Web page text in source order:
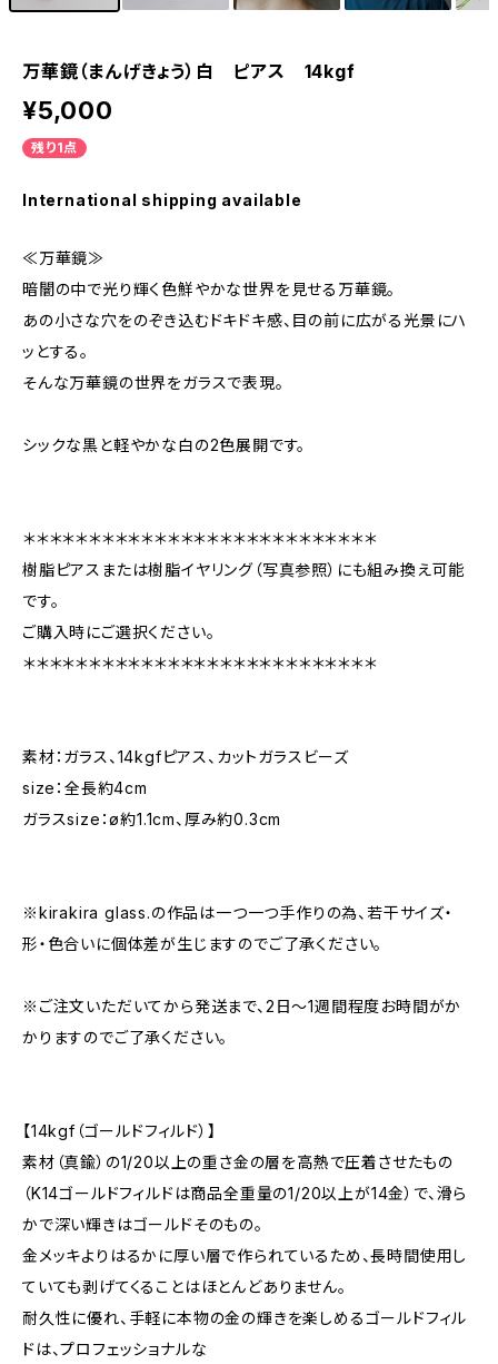
万華鏡（まんげきょう）白 ピアス 14kgf
¥5,000
残り1点
International shipping available
≪万華鏡≫
暗闇の中で光り輝く色鮮やかな世界を見せる万華鏡。
あの小さな穴をのぞき込むドキドキ感、目の前に広がる光景にハ
ッとする。
そんな万華鏡の世界をガラスで表現。
シックな黒と軽やかな白の2色展開です。
＊＊＊＊＊＊＊＊＊＊＊＊＊＊＊＊＊＊＊＊＊＊＊＊＊＊＊
樹脂ピアスまたは樹脂イヤリング（写真参照）にも組み換え可能
です。
ご購入時にご選択ください。
＊＊＊＊＊＊＊＊＊＊＊＊＊＊＊＊＊＊＊＊＊＊＊＊＊＊＊
素材：ガラス、14kgfピアス、カットガラスビーズ
size：全長約4cm
ガラスsize：ø約1.1cm、厚み約0.3cm
※kirakira glass.の作品は一つ一つ手作りの為、若干サイズ・
形・色合いに個体差が生じますのでご了承ください。
※ご注文いただいてから発送まで、2日～1週間程度お時間がか
かりますのでご了承ください。
【14kgf（ゴールドフィルド）】
素材（真鍮）の1/20以上の重さ金の層を高熱で圧着させたもの
（K14ゴールドフィルドは商品全重量の1/20以上が14金）で、滑ら
かで深い輝きはゴールドそのもの。
金メッキよりはるかに厚い層で作られているため、長時間使用し
ていても剥げてくることはほとんどありません。
耐久性に優れ、手軽に本物の金の輝きを楽しめるゴールドフィル
ドは、プロフェッショナルな